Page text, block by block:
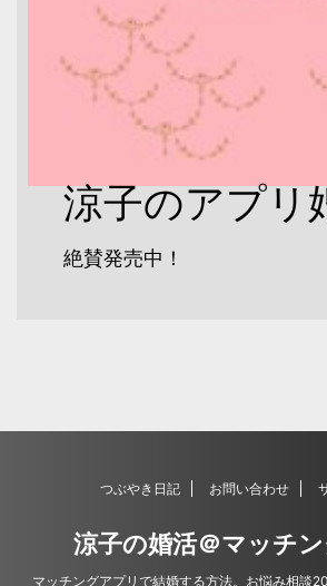
涼子のアプリ
絶賛発売中！
つぶやき日記 お問い合わせ
涼子の婚活＠マッチ
マッチングアプリで結婚する方法。お悩み相談